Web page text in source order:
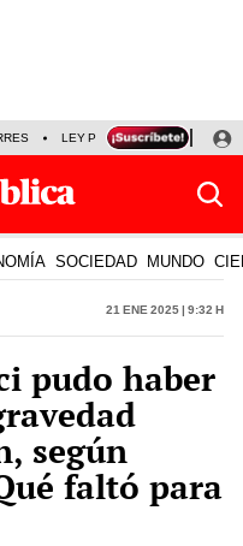
LEY PULPÍN PRECIO DEL
SOCIEDAD MUNDO
21 Ene 2025 | 9:32 h
pudo haber
según
faltó para